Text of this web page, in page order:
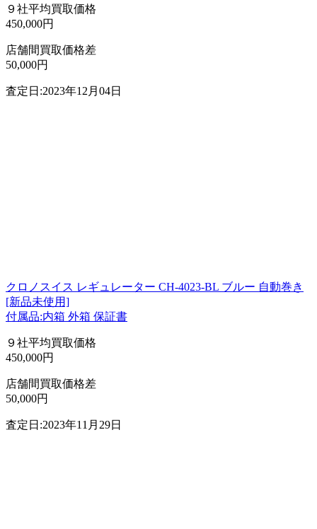
９社平均買取価格
450,000円
店舗間買取価格差
50,000円
査定日:2023年12月04日
クロノスイス レギュレーター CH-4023-BL ブルー 自動巻き
[新品未使用]
付属品:内箱 外箱 保証書
９社平均買取価格
450,000円
店舗間買取価格差
50,000円
査定日:2023年11月29日